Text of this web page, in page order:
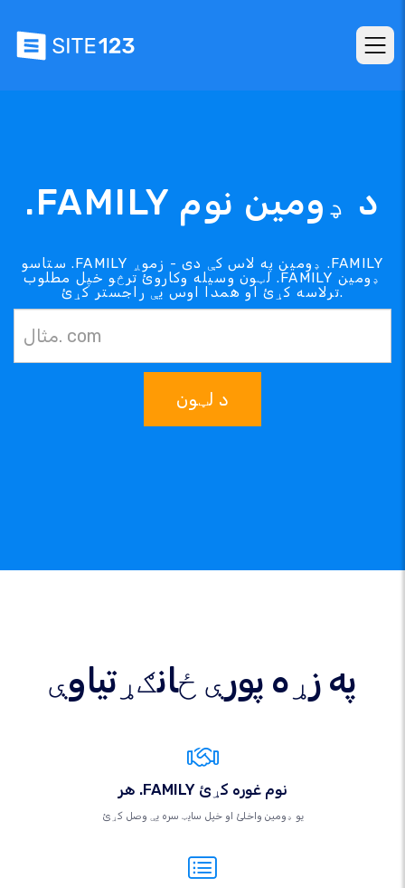
.FAMILY د ډومین نوم
ستاسو .FAMILY ډومین په لاس کې دی - زموږ .FAMILY
لټون وسیله وکاروئ ترڅو خپل مطلوب .FAMILY ډومین
ترلاسه کړئ او همدا اوس یې راجستر کړئ.
د لټون
په زړه پورې ځانګړتیاوې
هر .FAMILY نوم غوره کړئ
یو ډومین واخلئ او خپل سایټ سره یې وصل کړئ